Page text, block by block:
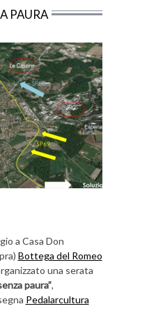
PAURA
a Casa Don
Bottega del Romeo
una serata
paura”,
Pedalarcultura